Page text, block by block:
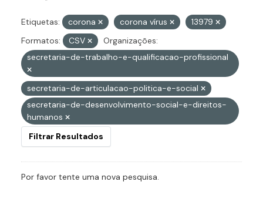
Etiquetas: corona corona vírus
13979
Formatos:
CSV
Organizações:
secretaria-de-trabalho-e-qualificacao-profissional
secretaria-de-articulacao-politica-e-social
secretaria-de-desenvolvimento-social-e-direitos-
humanos
Filtrar Resultados
Por favor tente uma nova pesquisa.